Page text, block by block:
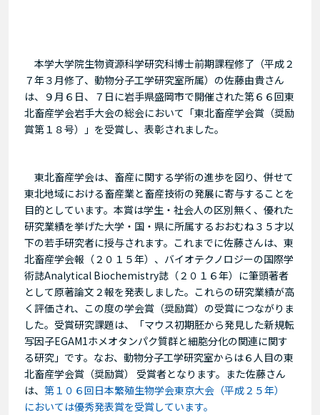
本学大学院生物資源科学研究科博士前期課程修了（平成２
７年３月修了、動物分子工学研究室所属）の佐藤由貴さん
は、９月６日、７日に岩手県盛岡市で開催された第６６回東
北畜産学会岩手大会の総会において「東北畜産学会賞（奨励
賞第１８号）」を受賞し、表彰されました。
東北畜産学会は、畜産に関する学術の進歩を図り、併せて
東北地域における畜産業と畜産技術の発展に寄与することを
目的としています。本賞は学生・社会人の区別無く、優れた
研究業績を挙げた大学・国・県に所属するおおむね３５才以
下の若手研究者に授与されます。これまでに佐藤さんは、東
北畜産学会報（２０１５年）、バイオテクノロジーの国際学
術誌Analytical Biochemistry誌（２０１６年）に筆頭著者
として原著論文２報を発表しました。これらの研究業績が高
く評価され、この度の学会賞（奨励賞）の受賞につながりま
した。受賞研究課題は、「マウス初期胚から発見した新規転
写因子EGAM1ホメオタンパク質群と細胞分化の関連に関す
る研究」です。なお、動物分子工学研究室からは６人目の東
北畜産学会賞（奨励賞） 受賞者となります。また佐藤さん
は、 第１０６回日本繁殖生物学会東京大会（平成２５年）
においては優秀発表賞を受賞しています。